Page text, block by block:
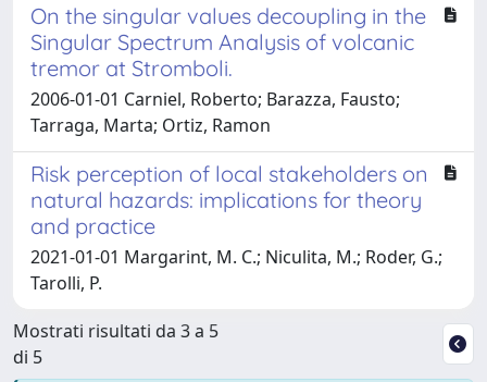
On the singular values decoupling in the
Singular Spectrum Analysis of volcanic
tremor at Stromboli.
2006-01-01 Carniel, Roberto; Barazza, Fausto;
Tarraga, Marta; Ortiz, Ramon
Risk perception of local stakeholders on
natural hazards: implications for theory
and practice
2021-01-01 Margarint, M. C.; Niculita, M.; Roder, G.;
Tarolli, P.
Mostrati risultati da 3 a 5
di 5